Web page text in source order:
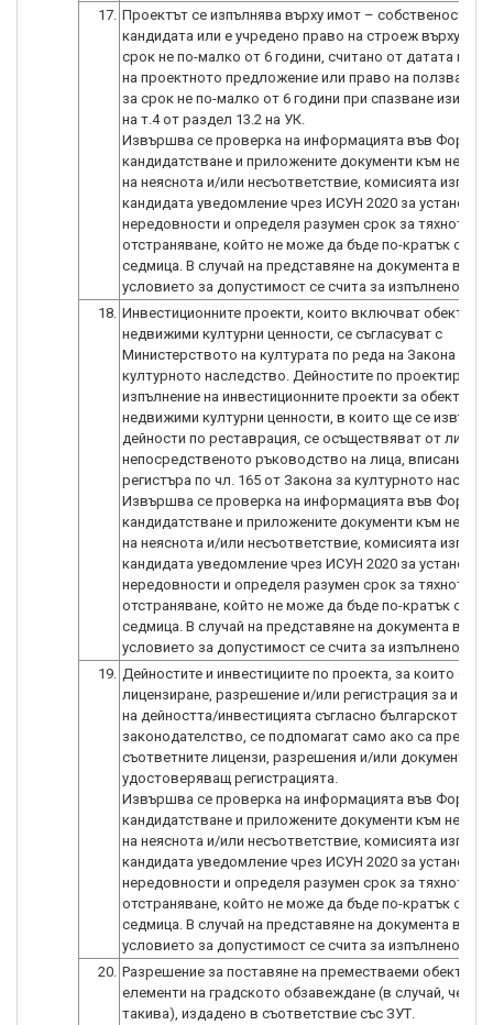
17. Проектът се изпълнява върху имот – собственост на
кандидата или е учредено право на строеж върху
срок не по-малко от 6 години, считано от датата на
на проектното предложение или право на ползване
за срок не по-малко от 6 години при спазване
на т.4 от раздел 13.2 на УК.
Извършва се проверка на информацията във
кандидатстване и приложените документи към него. В
на неяснота и/или несъответствие, комисията
кандидата уведомление чрез ИСУН 2020 за
нередовности и определя разумен срок за тяхното
отстраняване, който не може да бъде по-кратък от
седмица. В случай на представяне на документа в
18. Инвестиционните проекти, които включват обекти –
недвижими културни ценности, се съгласуват с
Министерството на културата по реда на Закона за
културното наследство. Дейностите по проектиране
изпълнение на инвестиционните проекти за обектите
недвижими културни ценности, в които ще се
дейности по реставрация, се осъществяват от лица
непосредственото ръководство на лица, вписани в
регистъра по чл. 165 от Закона за културното
Извършва се проверка на информацията във
кандидатстване и приложените документи към него. В
на неяснота и/или несъответствие, комисията
кандидата уведомление чрез ИСУН 2020 за
нередовности и определя разумен срок за тяхното
отстраняване, който не може да бъде по-кратък от
седмица. В случай на представяне на документа в
19. Дейностите и инвестициите по проекта, за които се
лицензиране, разрешение и/или регистрация за
на дейността/инвестицията съгласно българското
законодателство, се подпомагат само ако са
съответните лицензи, разрешения и/или документ,
удостоверяващ регистрацията.
Извършва се проверка на информацията във
кандидатстване и приложените документи към него. В
на неяснота и/или несъответствие, комисията
кандидата уведомление чрез ИСУН 2020 за
нередовности и определя разумен срок за тяхното
отстраняване, който не може да бъде по-кратък от
седмица. В случай на представяне на документа в
20. Разрешение за поставяне на преместваеми обекти и
елементи на градското обзавеждане (в случай, че има
такива), издадено в съответствие със ЗУТ.